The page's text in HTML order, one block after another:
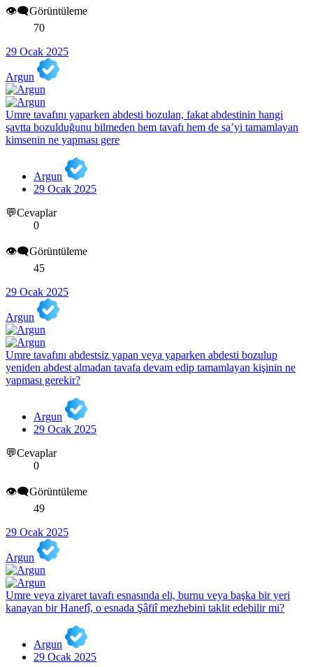
👁️‍🗨️Görüntüleme
70
29 Ocak 2025
Argun
Umre tavafını yaparken abdesti bozulan, fakat abdestinin hangi
şavtta bozulduğunu bilmeden hem tavafı hem de sa’yi tamamlayan
kimsenin ne yapması gere
Argun
29 Ocak 2025
💬Cevaplar
0
👁️‍🗨️Görüntüleme
45
29 Ocak 2025
Argun
Umre tavafını abdestsiz yapan veya yaparken abdesti bozulup
yeniden abdest almadan tavafa devam edip tamamlayan kişinin ne
yapması gerekir?
Argun
29 Ocak 2025
💬Cevaplar
0
👁️‍🗨️Görüntüleme
49
29 Ocak 2025
Argun
Umre veya ziyaret tavafı esnasında eli, burnu veya başka bir yeri
kanayan bir Hanefî, o esnada Şâfiî mezhebini taklit edebilir mi?
Argun
29 Ocak 2025